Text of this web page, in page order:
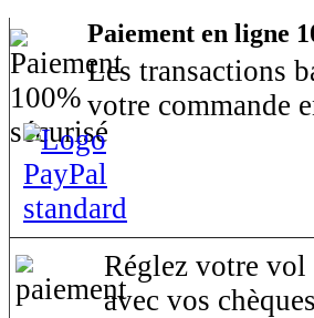
Paiement en ligne
Les transactions
votre commande
Réglez votre vol
avec vos